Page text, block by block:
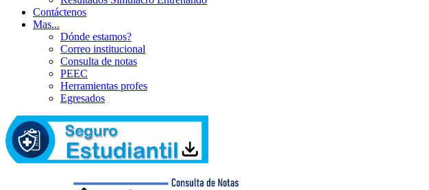
Contáctenos
Mas...
Dónde estamos?
Correo institucional
Consulta de notas
PEEC
Herramientas profes
Egresados